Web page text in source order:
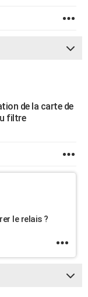
de la carte de
filtre
le relais ?